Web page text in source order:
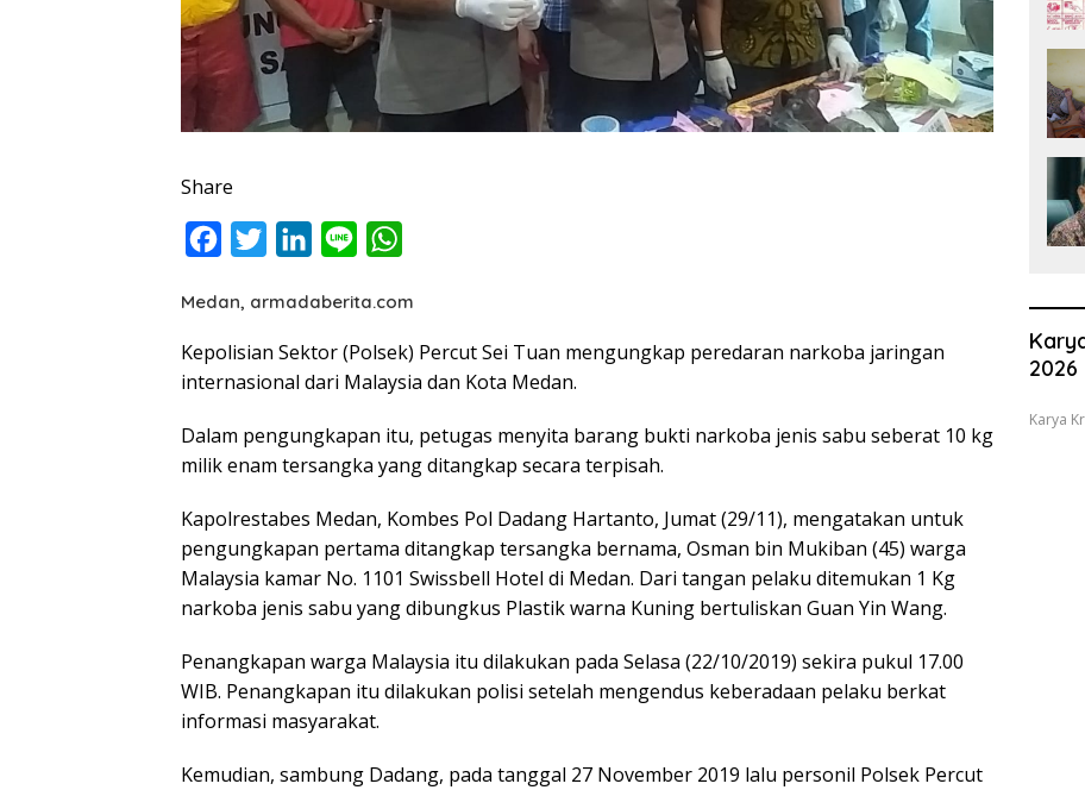
Share
c
e
b
i
t
t
n
k
e
I
n
e
a
t
s
p
Medan, armadaberita.com
Kepolisian Sektor (Polsek) Percut Sei Tuan mengungkap peredaran narkoba jaringan
internasional dari Malaysia dan Kota Medan.
Dalam pengungkapan itu, petugas menyita barang bukti narkoba jenis sabu seberat 10 kg
milik enam tersangka yang ditangkap secara terpisah.
Kapolrestabes Medan, Kombes Pol Dadang Hartanto, Jumat (29/11), mengatakan untuk
pengungkapan pertama ditangkap tersangka bernama, Osman bin Mukiban (45) warga
Malaysia kamar No. 1101 Swissbell Hotel di Medan. Dari tangan pelaku ditemukan 1 Kg
narkoba jenis sabu yang dibungkus Plastik warna Kuning bertuliskan Guan Yin Wang.
Penangkapan warga Malaysia itu dilakukan pada Selasa (22/10/2019) sekira pukul 17.00
WIB. Penangkapan itu dilakukan polisi setelah mengendus keberadaan pelaku berkat
informasi masyarakat.
Kemudian, sambung Dadang, pada tanggal 27 November 2019 lalu personil Polsek Percut
2026
Karya